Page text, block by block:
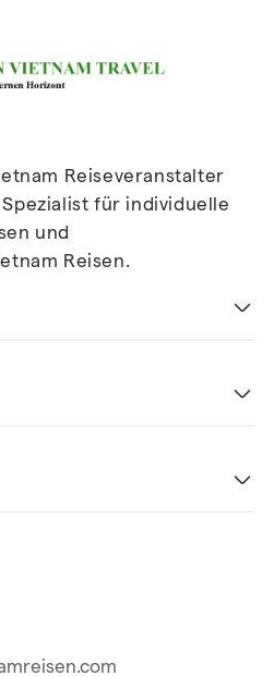
abonnieren
Reiseveranstalter
für individuelle
und
Reisen.